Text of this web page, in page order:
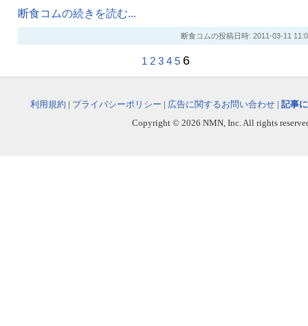
断食コムの続きを読む...
断食コムの投稿日時: 2011-03-11
1 2 3 4 5 6
利用規約 | プライバシーポリシー | 広告に関するお問い合わせ | 記事
Copyright © 2026 NMN, Inc. All rights